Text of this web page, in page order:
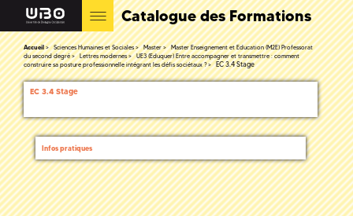
Catalogue des Formations
Accueil Sciences Humaines et Sociales Master
Master Enseignement et Education (M2E) Professorat
du second degré
Lettres modernes
UE3 (Eduquer) Entre accompagner et transmettre : comment
construire sa posture professionnelle intégrant les défis sociétaux ?
EC 3.4 Stage
EC 3.4 Stage
Infos pratiques